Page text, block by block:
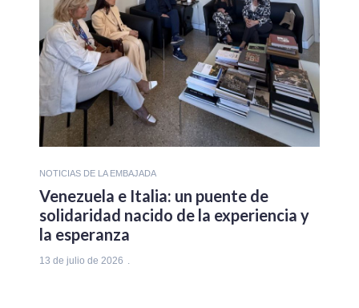
NOTICIAS DE LA EMBAJADA
Venezuela e Italia: un puente de
solidaridad nacido de la experiencia y
la esperanza
13 de julio de 2026